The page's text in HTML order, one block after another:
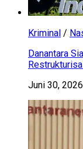
Kriminal /
Danantara
Juni 30, 2026